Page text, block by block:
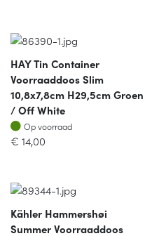
HAY Tin Container
Voorraaddoos Slim
10,8x7,8cm H29,5cm Groen
/ Off White
Op voorraad
Op voorraad
€ 14,00
Kähler Hammershøi
Summer Voorraaddoos